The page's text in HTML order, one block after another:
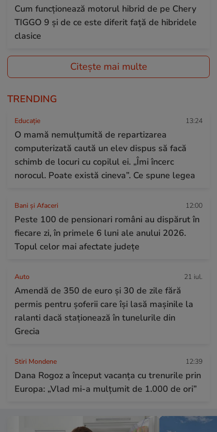
Cum funcționează motorul hibrid de pe Chery
TIGGO 9 și de ce este diferit față de hibridele
clasice
Citește mai multe
TRENDING
Educație 13:24
O mamă nemulțumită de repartizarea
computerizată caută un elev dispus să facă
schimb de locuri cu copilul ei. „Îmi încerc
norocul. Poate există cineva”. Ce spune legea
Bani și Afaceri 12:00
Peste 100 de pensionari români au dispărut în
fiecare zi, în primele 6 luni ale anului 2026.
Topul celor mai afectate județe
Auto 21 iul.
Amendă de 350 de euro și 30 de zile fără
permis pentru șoferii care își lasă mașinile la
ralanti dacă staționează în tunelurile din
Grecia
Stiri Mondene 12:39
Dana Rogoz a început vacanța cu trenurile prin
Europa: „Vlad mi-a mulțumit de 1.000 de ori”